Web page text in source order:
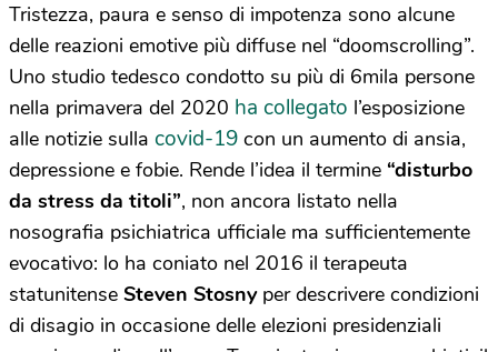
Tristezza, paura e senso di impotenza sono alcune
delle reazioni emotive più diffuse nel “doomscrolling”.
Uno studio tedesco condotto su più di 6mila persone
nella primavera del 2020 ha collegato l’esposizione
alle notizie sulla covid-19 con un aumento di ansia,
depressione e fobie. Rende l’idea il termine “disturbo
da stress da titoli”, non ancora listato nella
nosografia psichiatrica ufficiale ma sufficientemente
evocativo: lo ha coniato nel 2016 il terapeuta
statunitense Steven Stosnyper descrivere condizioni
di disagio in occasione delle elezioni presidenziali